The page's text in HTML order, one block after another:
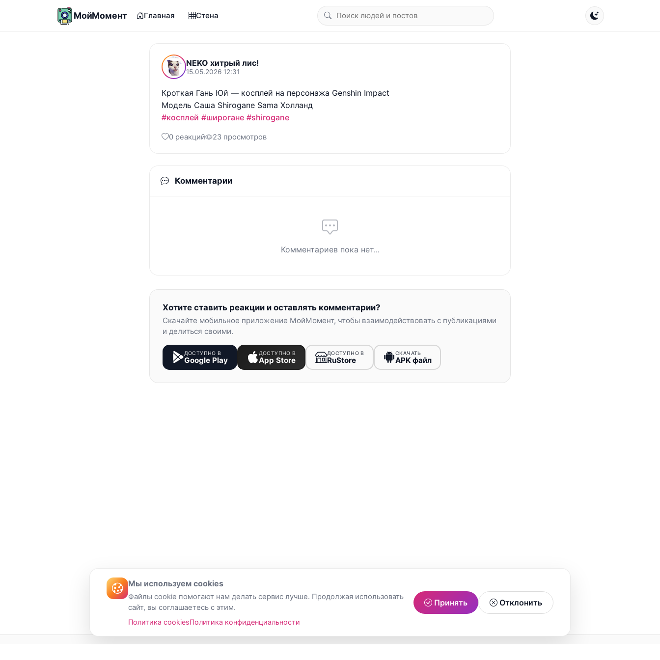
МойМомент Главная Стена
NEKO хитрый лис!
15.05.2026 12:31
Кроткая Гань Юй — косплей на персонажа Genshin Impact
#косплей #широгане #shirogane
0 реакций 23 просмотров
Комментарии
Комментариев пока нет...
Хотите ставить реакции и оставлять комментарии?
Скачайте мобильное приложение МойМомент, чтобы взаимодействовать с публикациями
и делиться своими.
ДОСТУПНО В
Google Play
ДОСТУПНО В
App Store
ДОСТУПНО В
RuStore
СКАЧАТЬ
APK файл
Мы используем cookies
Файлы cookie помогают нам делать сервис лучше. Продолжая использовать
сайт, вы соглашаетесь с этим.
Политика cookiesПолитика конфиденциальности
Принять Отклонить